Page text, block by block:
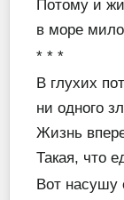
Потому и
в море
* * *
В глухих
ни одного
Жизнь
Такая, что
Вот насушу